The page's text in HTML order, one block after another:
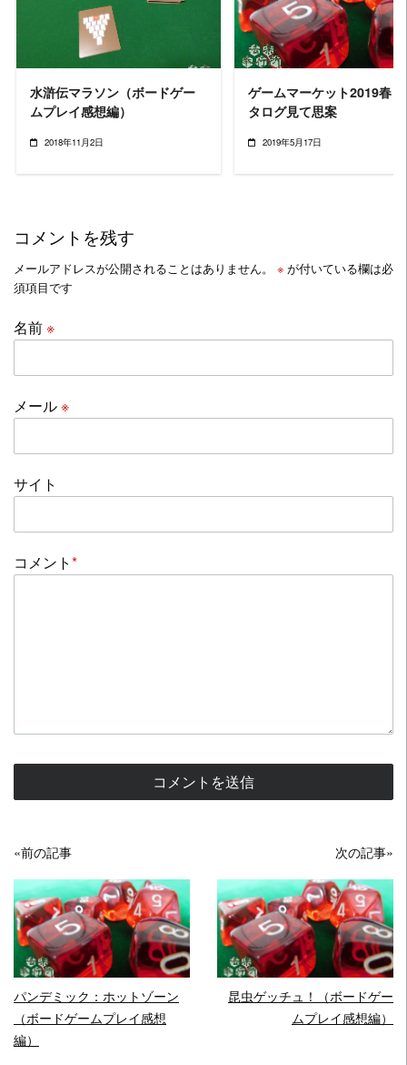
READ MORE
水滸伝マラソン（ボードゲー
ムプレイ感想編）
2018年11月2日
READ MORE
ゲームマーケット2019春
タログ見て思案
2019年5月17日
コメントを残す
メールアドレスが公開されることはありません。 ※ が付いている欄は必
須項目です
名前※
メール※
サイト
コメント*
«前の記事
READ MORE
パンデミック：ホットゾーン
（ボードゲームプレイ感想
編）
次の記事»
READ MORE
昆虫ゲッチュ！（ボードゲー
ムプレイ感想編）